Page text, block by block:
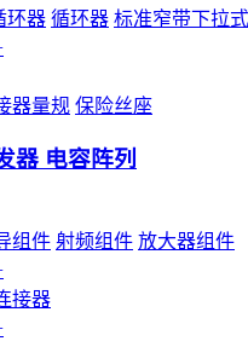
环器 循环器 标准窄带下拉
器量规 保险丝座
器 电容阵列
组件 射频组件 放大器组件
接器